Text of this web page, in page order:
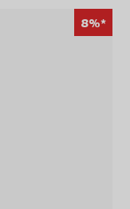
8%*